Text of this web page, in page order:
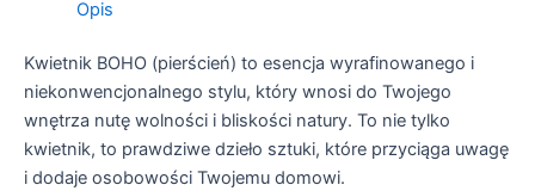
Opis
Kwietnik BOHO (pierścień) to esencja wyrafinowanego i
niekonwencjonalnego stylu, który wnosi do Twojego
wnętrza nutę wolności i bliskości natury. To nie tylko
kwietnik, to prawdziwe dzieło sztuki, które przyciąga uwagę
i dodaje osobowości Twojemu domowi.